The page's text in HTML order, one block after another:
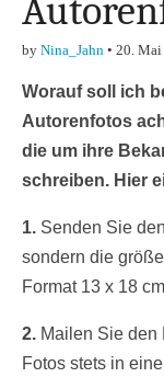
&
by Nina_Jahn • 20. Mai
Worauf soll ich
Autorenfotos
die um ihre
schreiben. Hier
1. Senden Sie
sondern die
Format 13 x 18
2. Mailen Sie den
Fotos stets in